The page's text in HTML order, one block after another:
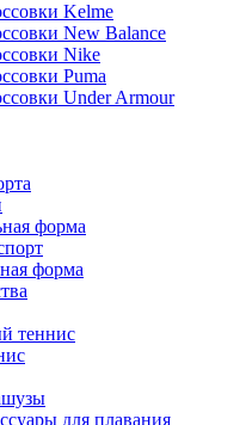
Kelme
New Balance
Nike
Puma
Under Armour
форма
форма
теннис
для плавания